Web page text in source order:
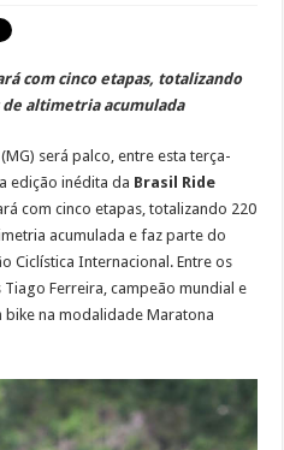
com cinco etapas, totalizando
de altimetria acumulada
será palco, entre esta terça-
edição inédita da Brasil Ride
com cinco etapas, totalizando 220
acumulada e faz parte do
Ciclística Internacional. Entre os
Ferreira, campeão mundial e
na modalidade Maratona